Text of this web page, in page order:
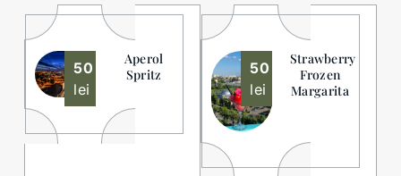
50
lei
Aperol
Spritz
50
lei
Strawberry
Frozen
Margarita